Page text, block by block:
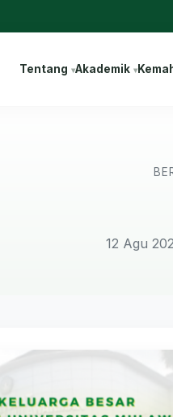
Tentang Akademik
12 Agu